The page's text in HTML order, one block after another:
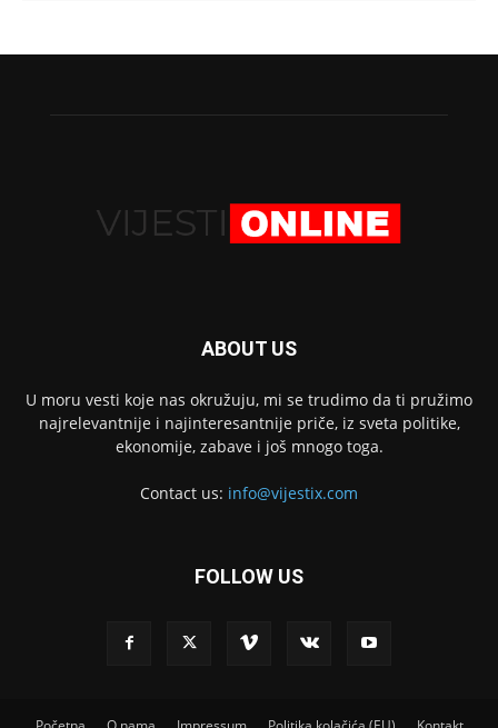
ABOUT US
U moru vesti koje nas okružuju, mi se trudimo da ti pružimo
najrelevantnije i najinteresantnije priče, iz sveta politike,
ekonomije, zabave i još mnogo toga.
Contact us: info@vijestix.com
FOLLOW US